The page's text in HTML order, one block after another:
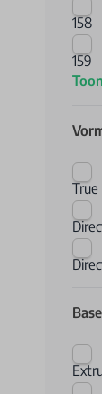
158
159
Base